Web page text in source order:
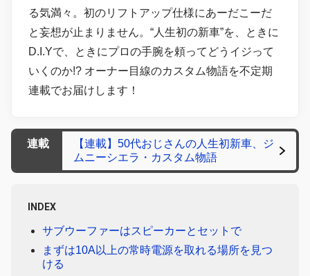
る気満々。初のリフトアップ仕様にあーだこーだ
と妄想が止まりません。“人生初の新車”を、ときに
D.I.Yで、ときにプロの手腕を頼ってどうイジって
いくのか!? オーナー目線のカスタム物語を不定期
連載でお届けします！
連載
【連載】50代おじさんの人生初新車、ジ
ムニーシエラ・カスタム物語
INDEX
サブウーファーはスピーカーとセットで
まずは10A以上の常時電源を取れる場所を見つ
ける